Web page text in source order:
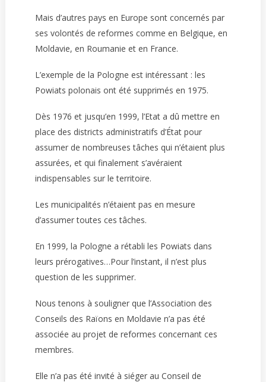
Mais d’autres pays en Europe sont concernés par
ses volontés de reformes comme en Belgique, en
Moldavie, en Roumanie et en France.
L’exemple de la Pologne est intéressant : les
Powiats polonais ont été supprimés en 1975.
Dès 1976 et jusqu’en 1999, l’Etat a dû mettre en
place des districts administratifs d’État pour
assumer de nombreuses tâches qui n’étaient plus
assurées, et qui finalement s’avéraient
indispensables sur le territoire.
Les municipalités n’étaient pas en mesure
d’assumer toutes ces tâches.
En 1999, la Pologne a rétabli les Powiats dans
leurs prérogatives…Pour l’instant, il n’est plus
question de les supprimer.
Nous tenons à souligner que l’Association des
Conseils des Raïons en Moldavie n’a pas été
associée au projet de reformes concernant ces
membres.
Elle n’a pas été invité à siéger au Conseil de